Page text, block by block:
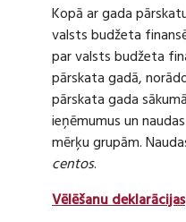
Kopā ar gada
valsts budžeta
par valsts budžeta
pārskata gadā,
pārskata gada
ieņēmumus un
mērķu grupām.
centos.
Vēlēšanu deklarācijas